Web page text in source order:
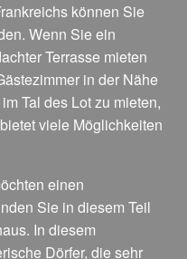
können Sie
Wenn Sie ein
Terrasse mieten
in der Nähe
Tal des Lot zu mieten,
viele Möglichkeiten
einen
Sie in diesem Teil
In diesem
Dörfer, die sehr